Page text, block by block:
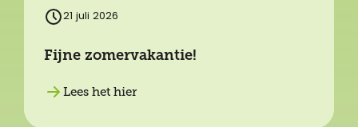
21 juli 2026
Fijne zomervakantie!
Lees het hier